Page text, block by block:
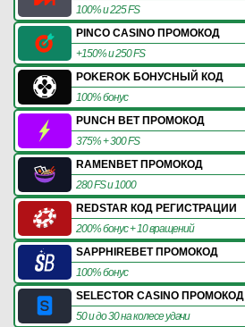
100% и 225 FS
PINCO CASINO ПРОМОКОД
+150% и 250 FS
POKEROK БОНУСНЫЙ КОД
100% бонус
PUNCH BET ПРОМОКОД
375% + 300 FS
RAMENBET ПРОМОКОД
280 FS и 1000
REDSTAR КОД РЕГИСТРАЦИИ
200% бонус + 10 вращений
SAPPHIREBET ПРОМОКОД
100% бонус
SELECTOR CASINO ПРОМОКОД
50 и до 30 на колесе удачи